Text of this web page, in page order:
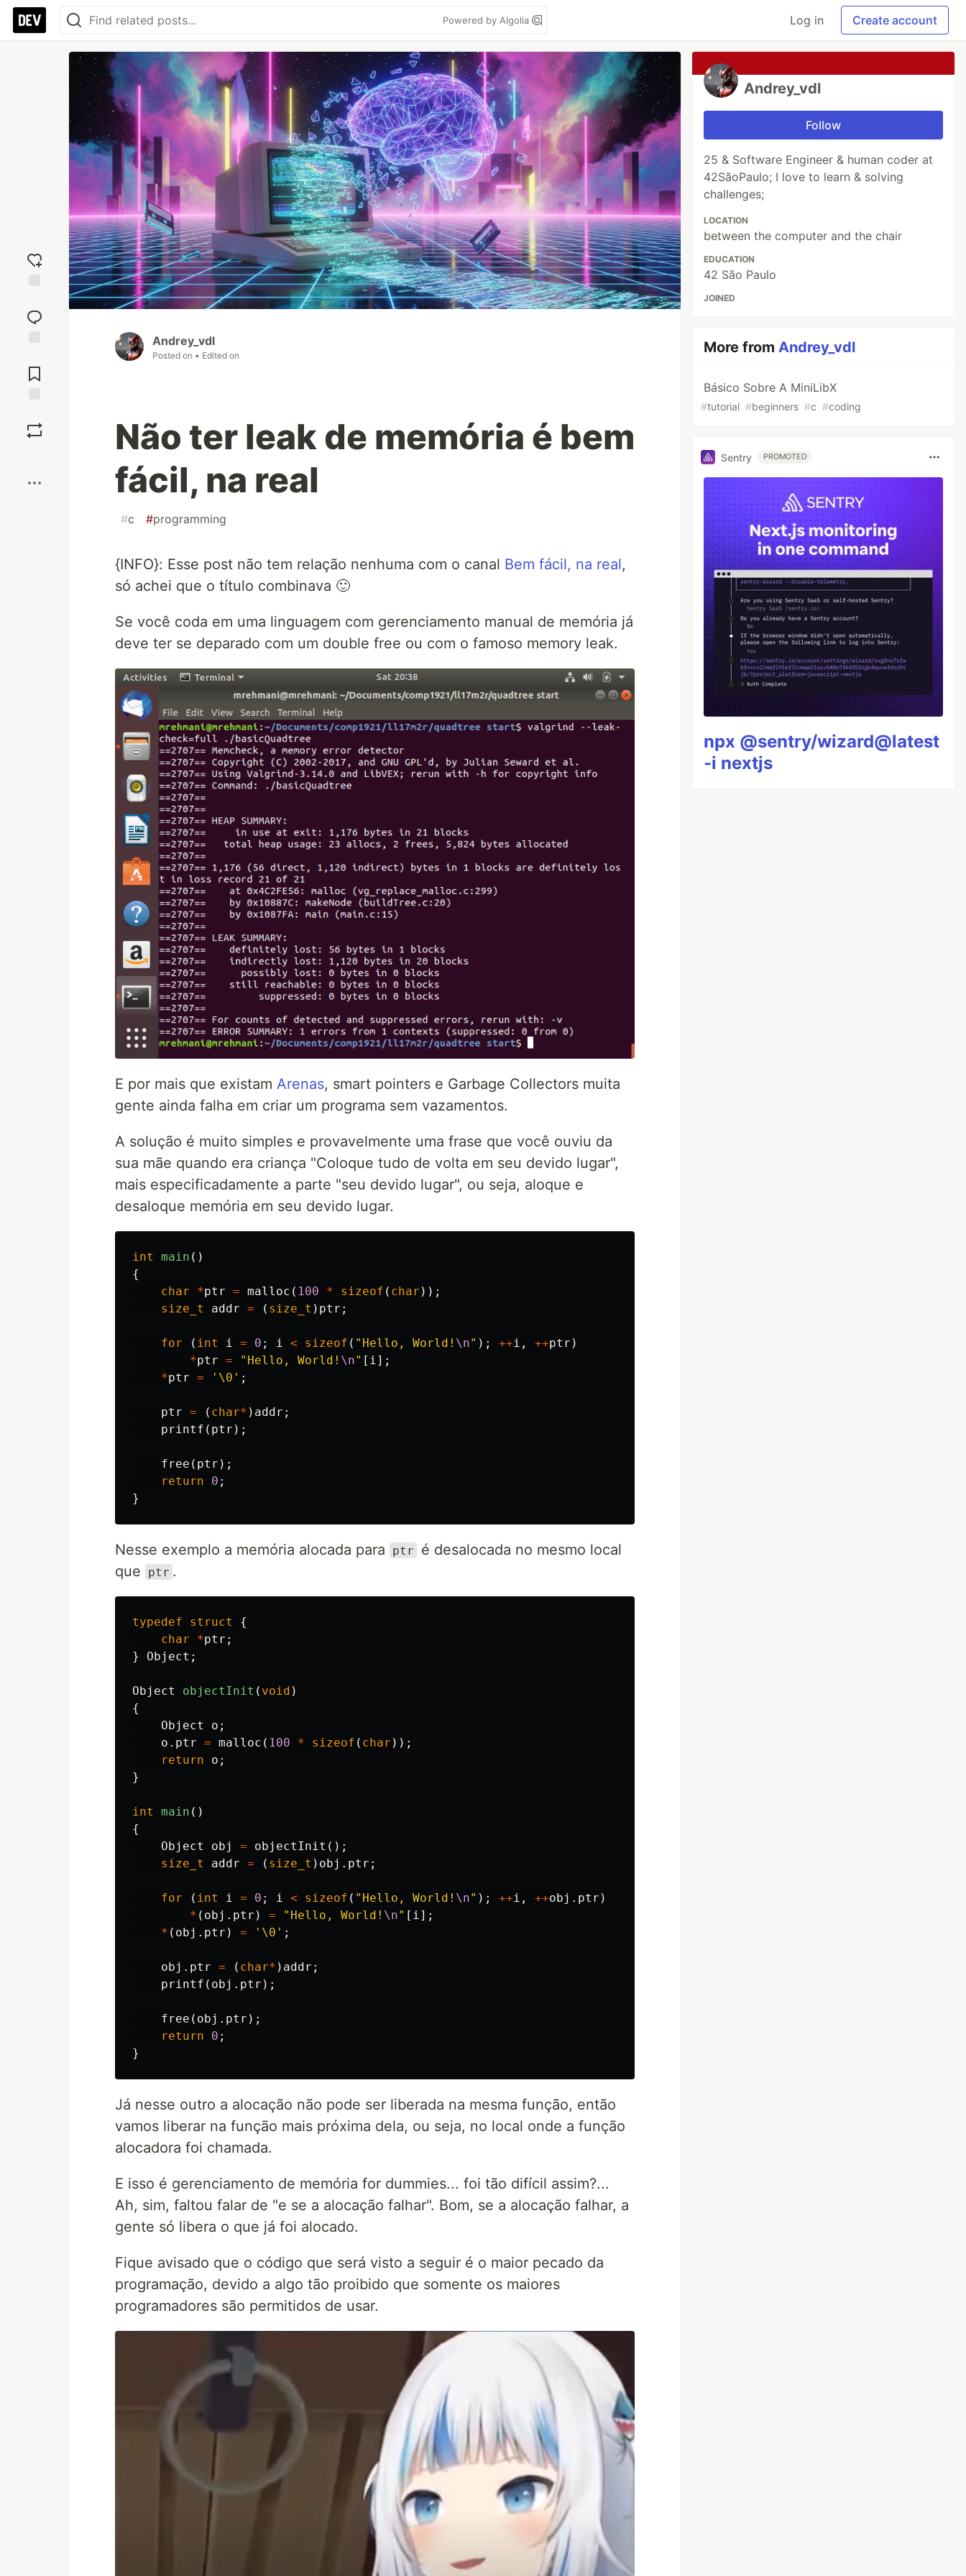
Powered by Algolia Log in Create account
reaction
Comments
Andrey_vdl
Posted on • Edited on
Não ter leak de memória é bem
fácil, na real
#c #programming
{INFO}: Esse post não tem relação nenhuma com o canal Bem fácil, na real,
só achei que o título combinava 🙂
Se você coda em uma linguagem com gerenciamento manual de memória já
deve ter se deparado com um double free ou com o famoso memory leak.
E por mais que existam Arenas, smart pointers e Garbage Collectors muita
gente ainda falha em criar um programa sem vazamentos.
A solução é muito simples e provavelmente uma frase que você ouviu da
sua mãe quando era criança "Coloque tudo de volta em seu devido lugar",
mais especificadamente a parte "seu devido lugar", ou seja, aloque e
desaloque memória em seu devido lugar.
int main ()
{
char
*ptr = malloc ( 100 * sizeof ( char ));
size_t
addr = ( size_t ) ptr ;
for ( int i = 0 ; i < sizeof ( "Hello, World! \n" ); ++i , ++ptr )
*ptr = "Hello, World! \n" [ i ];
*ptr = '\0' ;
ptr = ( char* ) addr ;
printf ( ptr );
free ( ptr );
return
0 ;
}
Nesse exemplo a memória alocada para ptr
é desalocada no mesmo local
que
ptr .
typedef struct
{
char
*ptr ;
}
Object ;
Object objectInit ( void )
{
Object
o ;
o . ptr = malloc ( 100 * sizeof ( char ));
return
o ;
}
int main ()
{
Object
obj = objectInit ();
size_t
addr = ( size_t ) obj . ptr ;
for ( int i = 0 ; i < sizeof ( "Hello, World! \n" ); ++i , ++obj . ptr )
* ( obj . ptr ) = "Hello, World! \n" [ i ];
* ( obj . ptr ) = '\0' ;
obj . ptr = ( char* ) addr ;
printf ( obj . ptr );
free ( obj . ptr );
return
0 ;
}
Já nesse outro a alocação não pode ser liberada na mesma função, então
vamos liberar na função mais próxima dela, ou seja, no local onde a função
alocadora foi chamada.
E isso é gerenciamento de memória for dummies... foi tão difícil assim?...
Ah, sim, faltou falar de "e se a alocação falhar". Bom, se a alocação falhar, a
gente só libera o que já foi alocado.
Fique avisado que o código que será visto a seguir é o maior pecado da
programação, devido a algo tão proibido que somente os maiores
programadores são permitidos de usar.
Andrey_vdl
Follow
25 & Software Engineer & human coder at
42SãoPaulo; I love to learn & solving
challenges;
LOCATION
between the computer and the chair
EDUCATION
42 São Paulo
JOINED
More fromAndrey_vdl
Básico Sobre A MiniLibX
#tutorial #beginners #c #coding
Sentry PROMOTED
npx @sentry/wizard@latest
-i nextjs